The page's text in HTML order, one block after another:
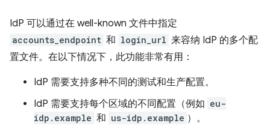
IdP 可以通过在 well-known 文件中指定
accounts_endpoint 和 login_url 来容纳 IdP 的多个配
置文件。在以下情况下，此功能非常有用：
IdP 需要支持多种不同的测试和生产配置。
IdP 需要支持每个区域的不同配置（例如 eu-
idp.example 和 us-idp.example ）。